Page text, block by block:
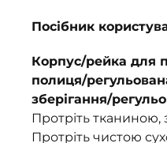
Посібник
Корпус/рейка для
полиця/
зберігання/
Протріть
Протріть чистою